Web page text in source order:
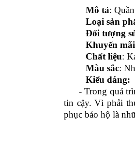
Mô tả:
Loại sản
Đối tượng sử
Khuyến mãi
Chất liệu:
Màu sắc:
Kiểu dáng:
- Trong quá
tin cậy. Vì phải
phục bảo hộ là